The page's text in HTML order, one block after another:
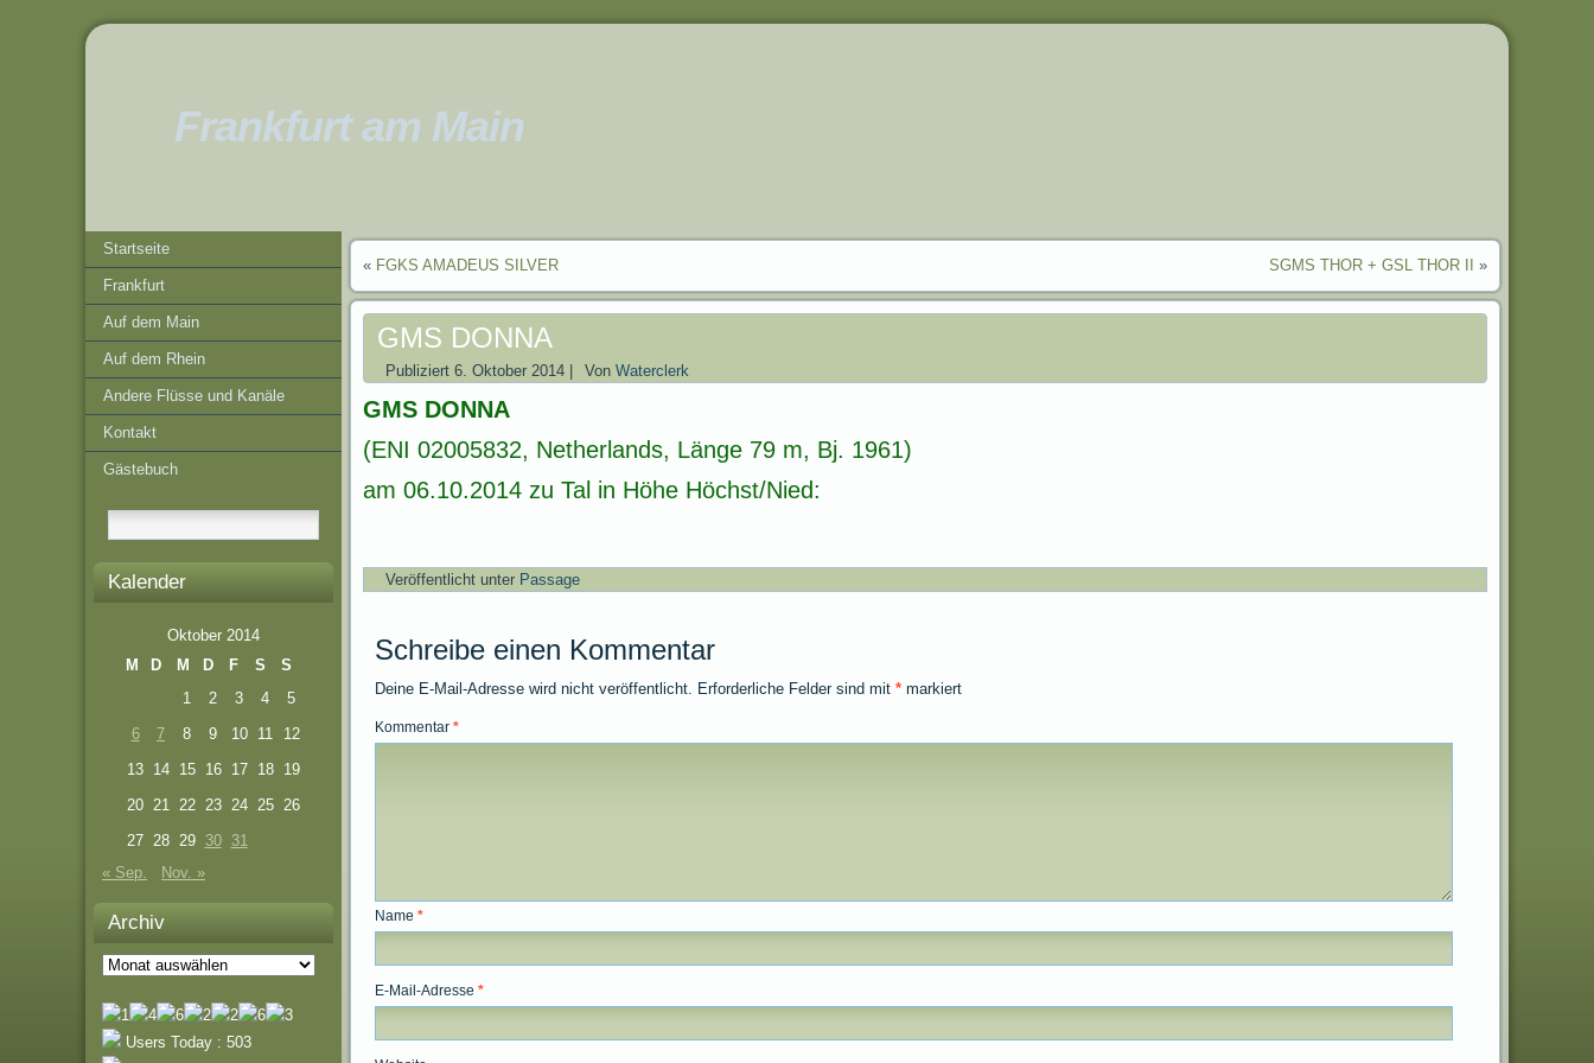
Frankfurt am Main
Startseite
Frankfurt
Auf dem Main
Auf dem Rhein
Andere Flüsse und Kanäle
Kontakt
Gästebuch
Kalender
Oktober 2014
M
D M D F S
S
1
2 3 4
5
6
7 8 9 10 11
12
13 14 15 16 17 18
19
20 21 22 23 24 25 26
27 28 29 30
31
« Sep.
Nov. »
Archiv
Archiv
Users Today : 503
« FGKS AMADEUS SILVER SGMS THOR + GSL THOR II »
GMS DONNA
Publiziert 6. Oktober 2014 Von Waterclerk
GMS DONNA
(ENI 02005832, Netherlands, Länge 79 m, Bj. 1961)
am 06.10.2014 zu Tal in Höhe Höchst/Nied:
Veröffentlicht unter Passage
Schreibe einen Kommentar
Deine E-Mail-Adresse wird nicht veröffentlicht. Erforderliche Felder sind mit * markiert
Kommentar *
Name *
E-Mail-Adresse *